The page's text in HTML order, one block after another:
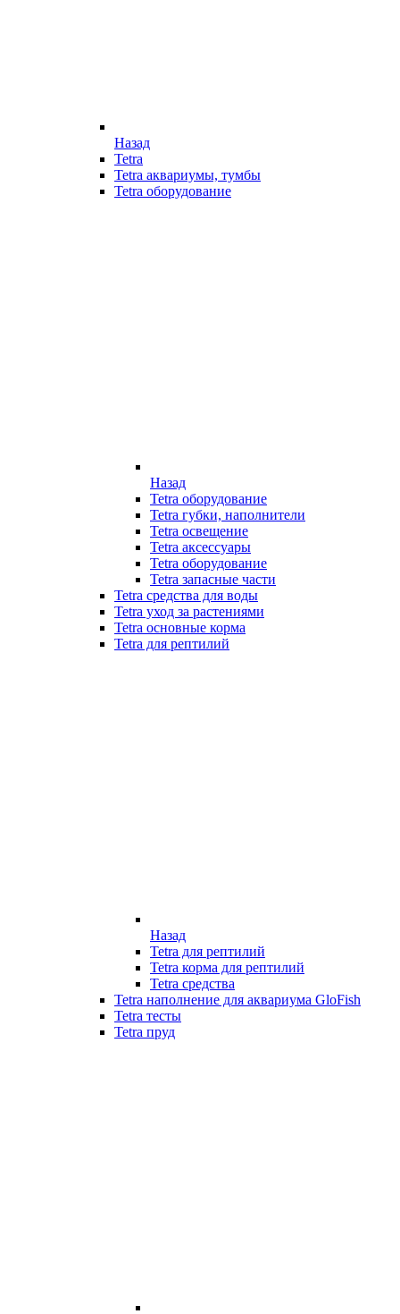
Назад
Tetra
Tetra аквариумы, тумбы
Tetra оборудование
Назад
Tetra оборудование
Tetra губки, наполнители
Tetra освещение
Tetra аксессуары
Tetra оборудование
Tetra запасные части
Tetra средства для воды
Tetra уход за растениями
Tetra основные корма
Tetra для рептилий
Назад
Tetra для рептилий
Tetra корма для рептилий
Tetra средства
Tetra наполнение для аквариума GloFish
Tetra тесты
Tetra пруд